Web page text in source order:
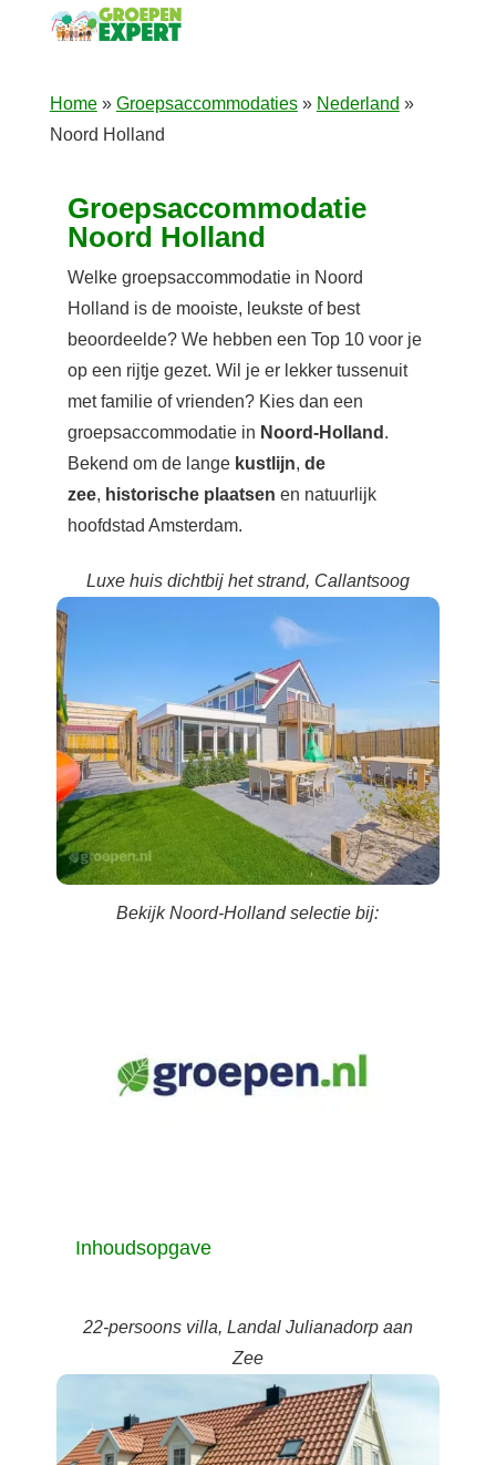
Home» Groepsaccommodaties» Nederland »
Noord Holland
Groepsaccommodatie
Noord Holland
Welke groepsaccommodatie in Noord
Holland is de mooiste, leukste of best
beoordeelde? We hebben een Top 10 voor je
op een rijtje gezet. Wil je er lekker tussenuit
met familie of vrienden? Kies dan een
groepsaccommodatie in Noord-Holland .
Bekend om de lange kustlijn, de
zee, historische plaatsen en natuurlijk
hoofdstad Amsterdam.
Luxe huis dichtbij het strand, Callantsoog
Bekijk Noord-Holland selectie bij:
Inhoudsopgave
22-persoons villa, Landal Julianadorp aan
Zee